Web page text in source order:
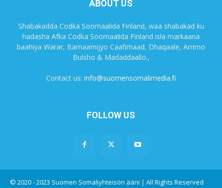
ABOUT US
Shabakadda Codka Soomaalida Finland, waa shabakad ku
hadasha Afka Codka Soomaalida Finland isla markaana
baahiya Warar, Barnaamijyo Caafimaad, Dhaqaale, Arrimo
Bulsho & Madaddaallo.,
Contact us: info@suomensomalimedia.fi
FOLLOW US
© 2020 - 2023 Suomen Somaliyhteisön ääni | All Rights Reserved